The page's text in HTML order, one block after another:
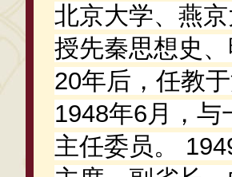
北京大学、燕
授先秦思想史
20年后，任教
1948年6月，
主任委员。